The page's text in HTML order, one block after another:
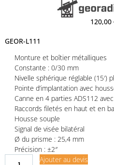
120,00
GEOR-L111
Monture et boîtier métalliques
Constante : 0/30 mm
Nivelle sphérique réglable (15′)
Pointe d’implantation avec
Canne en 4 parties ADS112
Raccords filetés en haut et en
Housse souple
Signal de visée bilatéral
Ø du prisme : 25,4 mm
Précision : ±2″
Ajouter au devis